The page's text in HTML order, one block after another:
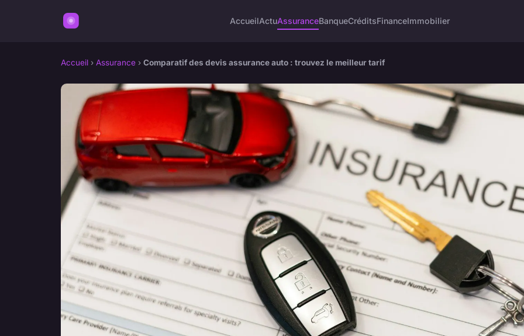
AccueilActuAssuranceBanqueCréditsFinanceImmobilier
Accueil › Assurance › Comparatif des devis assurance auto : trouvez le meilleur tarif